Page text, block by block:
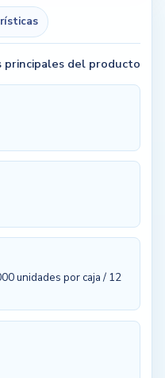
principales del producto
unidades por caja / 12